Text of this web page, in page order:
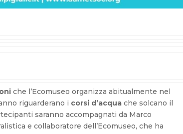
che l’Ecomuseo organizza abitualmente nel
riguarderano i corsi d’acqua che solcano il
saranno accompagnati da Marco
e collaboratore dell’Ecomuseo, che ha